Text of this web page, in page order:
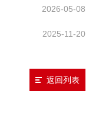
2026-05-08
2025-11-20
返回列表